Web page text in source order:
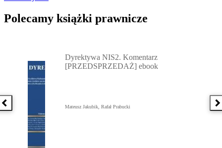
Polecamy książki prawnicze
Poprzednia książka
Dyrektywa NIS2. Komentarz
[PRZEDSPRZEDAŻ] ebook
Mateusz Jakubik, Rafał Prabucki